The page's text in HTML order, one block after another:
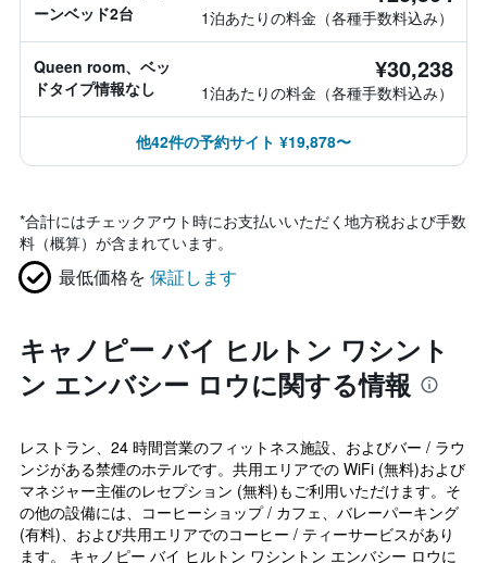
ーンベッド2台
1泊あたりの料金（各種手数料込み）
Queen room、ベッ
ドタイプ情報なし
¥30,238
1泊あたりの料金（各種手数料込み）
他42件の予約サイト ¥19,878〜
*合計にはチェックアウト時にお支払いいただく地方税および手数
料（概算）が含まれています。
最低価格を 保証します
キャノピー バイ ヒルトン ワシント
ン エンバシー ロウに関する情報
レストラン、24 時間営業のフィットネス施設、およびバー / ラウ
ンジがある禁煙のホテルです。共用エリアでの WiFi (無料)および
マネジャー主催のレセプション (無料)もご利用いただけます。そ
の他の設備には、コーヒーショップ / カフェ、バレーパーキング
(有料)、および共用エリアでのコーヒー / ティーサービスがあり
ます。 キャノピー バイ ヒルトン ワシントン エンバシー ロウに